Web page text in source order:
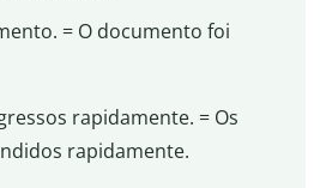
= O documento foi
rapidamente. = Os
rapidamente.